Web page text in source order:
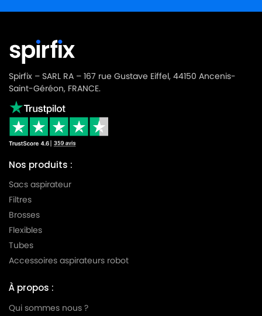
MIELE
MIELE
MIELE
MIELE S4781
MIELE
MIELE
MIELE S4783
MIELE
MIELE
MIELE
MIELE
MIELE
MIELE S4789
MIELE
MIELE
MIELE S4791
Spirfix – SARL RA – 167 rue Gustave Eiffel, 44150 Ancenis-
Saint-Géréon, FRANCE.
Nos produits :
Sacs aspirateur
Filtres
Brosses
Flexibles
Tubes
Accessoires aspirateurs robot
À propos :
Qui sommes nous ?